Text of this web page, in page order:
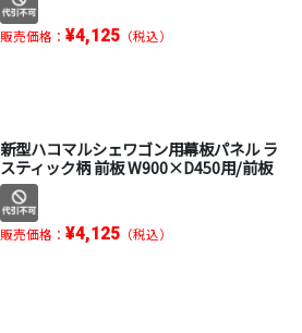
販売価格： ¥4,125（税込）
新型ハコマルシェワゴン用幕板パネル ラ
スティック柄 前板 W900×D450用/前板
販売価格： ¥4,125（税込）